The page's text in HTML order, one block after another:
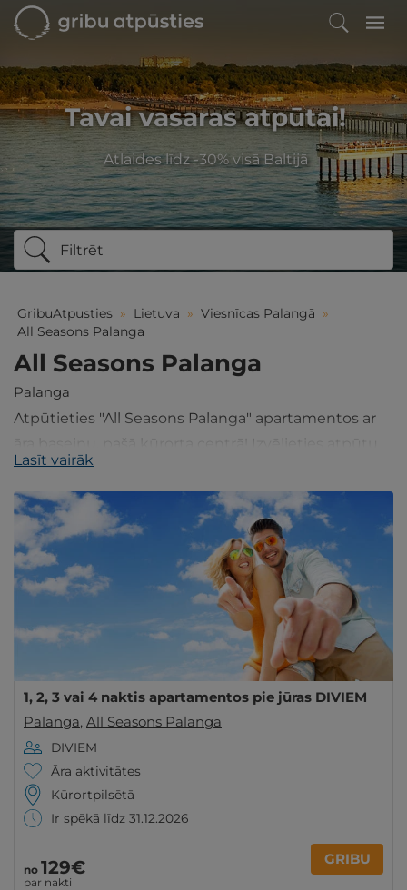
Tavai vasaras atpūtai!
Atlaides līdz -30% visā Baltijā
Filtrēt
GribuAtpusties » Lietuva » Viesnīcas Palangā »
All Seasons Palanga
All Seasons Palanga
Palanga
Atpūtieties "All Seasons Palanga" apartamentos ar
āra baseinu, pašā kūrorta centrā! Izvēlieties atpūtu
DIVIEM vai ĢIMENEI renovētos dzīvokļos.
Lasīt vairāk
1, 2, 3 vai 4 naktis apartamentos pie jūras DIVIEM
Palanga, All Seasons Palanga
DIVIEM
Āra aktivitātes
Kūrortpilsētā
Ir spēkā līdz 31.12.2026
no 129€
par nakti
GRIBU